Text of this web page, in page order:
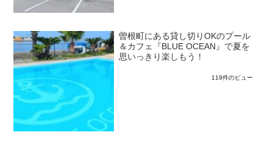
曽根町にある貸し切りOKのプール
＆カフェ『BLUE OCEAN』で夏を
思いっきり楽しもう！
119件のビュー